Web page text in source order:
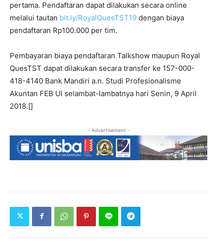
pertama. Pendaftaran dapat dilakukan secara online
melalui tautan bit.ly/RoyalQuesTST19 dengan biaya
pendaftaran Rp100.000 per tim.
Pembayaran biaya pendaftaran Talkshow maupun Royal
QuesTST dapat dilakukan secara transfer ke 157-000-
418-4140 Bank Mandiri a.n. Studi Profesionalisme
Akuntan FEB UI selambat-lambatnya hari Senin, 9 April
2018.[]
- Advertisement -